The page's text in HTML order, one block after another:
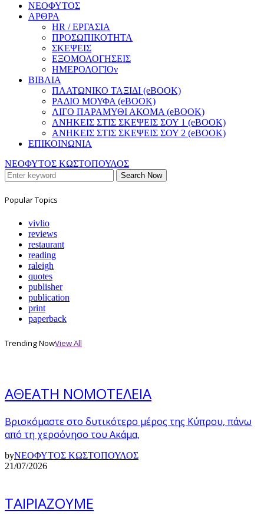
ΝΕΟΦΥΤΟΣ
ΑΡΘΡΑ
HR / ΕΡΓΑΣΙΑ
ΠΡΟΣΩΠΙΚΟΤΗΤΑ
ΣΚΕΨΕΙΣ
ΕΞΟΜΟΛΟΓΗΣΕΙΣ
ΗΜΕΡΟΛΟΓΙΟν
ΒΙΒΛΙΑ
ΠΛΑΤΩΝΙΚΟ ΤΑΞΙΔΙ (eBOOK)
ΡΑΔΙΟ ΜΟΥΦΑ (eBOOK)
ΛΙΓΟ ΠΑΡΑΜΥΘΙ ΑΚΟΜΑ (eBOOK)
ΑΝΗΚΕΙΣ ΣΤΙΣ ΣΚΕΨΕΙΣ ΣΟΥ 1 (eBOOK)
ΑΝΗΚΕΙΣ ΣΤΙΣ ΣΚΕΨΕΙΣ ΣΟΥ 2 (eBOOK)
ΕΠΙΚΟΙΝΩΝΙΑ
ΝΕΟΦΥΤΟΣ ΚΩΣΤΟΠΟΥΛΟΣ
Search Now
Popular Topics
vivlio
reviews
restaurant
reading
raleigh
quotes
publisher
publication
print
paperback
Trending NowView All
ΑΘΕΑΤΗ ΝΟΜΟΤΕΛΕΙΑ
Βρισκόμαστε στο δυτικότερο μέρος της Κύπρου, πάνω
από τη χερσόνησο του Ακάμα,
byΝΕΟΦΥΤΟΣ ΚΩΣΤΟΠΟΥΛΟΣ
21/07/2026
ΤΑΙΡΙΑΖΟΥΜΕ